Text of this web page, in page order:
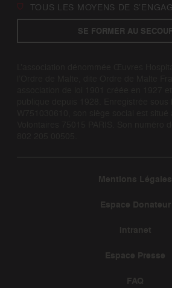
TOUS LES MOYENS DE
SE FORMER AU
Mentions Légales
Espace Donateur
Intranet
Espace Presse
FAQ